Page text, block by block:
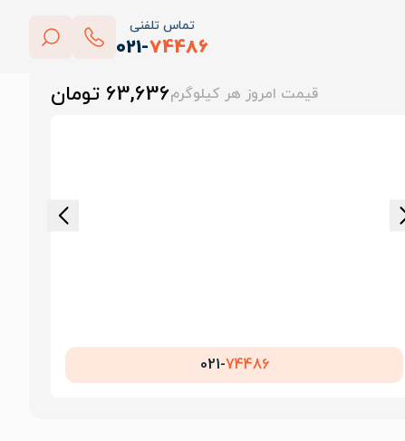
تماس تلفنی
021-74486
قیمت امروز هر کیلوگرم63,636 تومان
021-74486